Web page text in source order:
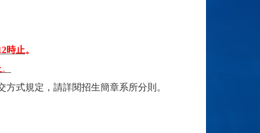
時止。
。
方式規定，請詳閱招生簡章系所分則。